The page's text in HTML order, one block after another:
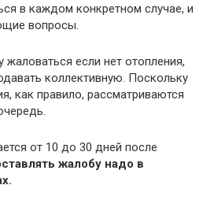
в каждом конкретном случае, и
вопросы.
если нет отопления,
коллективную. Поскольку
как правило, рассматриваются
от 10 до 30 дней после
жалобу надо в